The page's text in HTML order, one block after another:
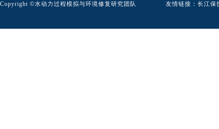
​Copyright ©水动力过程模拟与环境修复研究团队 友情链接： 长江保